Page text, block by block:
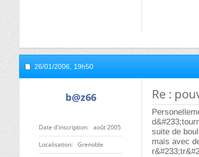
26/01/2006, 19h50
b@z66
Date d'inscription août 2005
Localisation Grenoble
Re :
suite de
mais avec